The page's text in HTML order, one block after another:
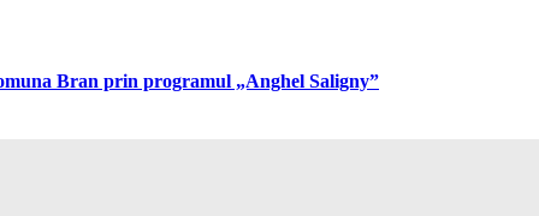
Bran prin programul „Anghel Saligny”